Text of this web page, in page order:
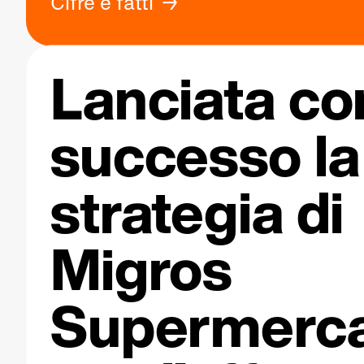
Lanciata
successo la
strategia di
Migros